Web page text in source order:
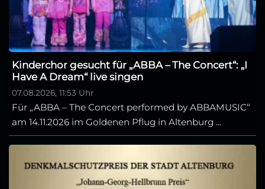
Kinderchor gesucht für „ABBA – The Concert“: „I
Have A Dream“ live singen
07.08.2026, 11:53 Uhr
Für „ABBA – The Concert performed by ABBAMUSIC“
am 14.11.2026 im Goldenen Pflug in Altenburg ...